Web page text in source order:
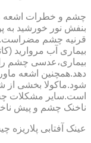
چشم و خطرات اشعه
بنفش نور خورشید
بیماری آب مروارید
بیماری،عدسی چشم
دهد.همچنین اشعه
شود.ماکولا بخشی از
است.سایر مشکلات
ناخنک چشم و پیش
عینک آفتابی پلاریزه